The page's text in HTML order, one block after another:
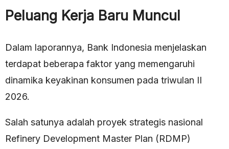
Peluang Kerja Baru Muncul
Dalam laporannya, Bank Indonesia menjelaskan
terdapat beberapa faktor yang memengaruhi
dinamika keyakinan konsumen pada triwulan II
2026.
Salah satunya adalah proyek strategis nasional
Refinery Development Master Plan (RDMP)